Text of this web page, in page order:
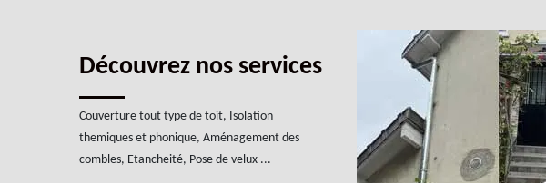
Découvrez nos services
Couverture tout type de toit, Isolation
themiques et phonique, Aménagement des
combles, Etancheité, Pose de velux ...